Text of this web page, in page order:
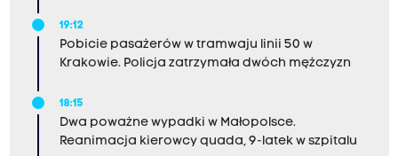
19:12
Pobicie pasażerów w tramwaju linii 50 w
Krakowie. Policja zatrzymała dwóch mężczyzn
18:15
Dwa poważne wypadki w Małopolsce.
Reanimacja kierowcy quada, 9-latek w szpitalu